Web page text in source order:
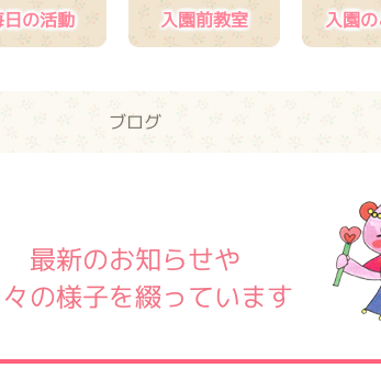
日の活動 入園前教室 入園
ブログ
最新のお知らせや
の様子を綴っています